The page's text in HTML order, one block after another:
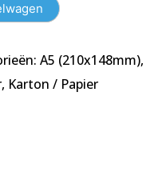
A5 (210x148mm),
, Karton / Papier